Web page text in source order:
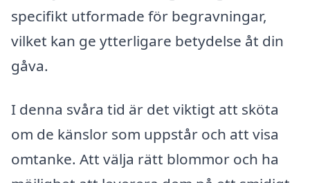
specifikt utformade för begravningar,
vilket kan ge ytterligare betydelse åt din
gåva.
I denna svåra tid är det viktigt att sköta
om de känslor som uppstår och att visa
omtanke. Att välja rätt blommor och ha